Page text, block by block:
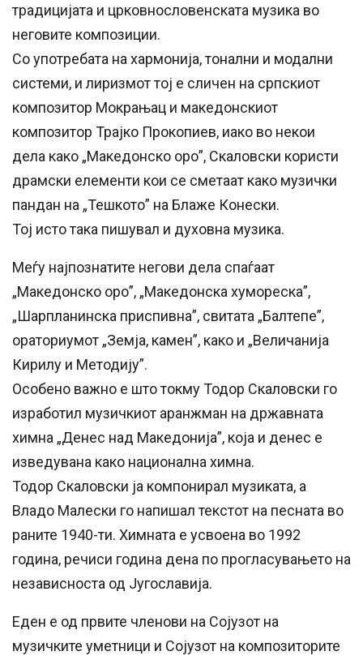
традицијата и црковнословенската музика во
неговите композиции.
Со употребата на хармонија, тонални и модални
системи, и лиризмот тој е сличен на српскиот
композитор Мокрањац и македонскиот
композитор Трајко Прокопиев, иако во некои
дела како „Македонско оро”, Скаловски користи
драмски елементи кои се сметаат како музички
пандан на „Тешкото” на Блаже Конески.
Тој исто така пишувал и духовна музика.
Меѓу најпознатите негови дела спаѓаат
„Македонско оро”, „Македонска хумореска”,
„Шарпланинска приспивна”, свитата „Балтепе”,
ораториумот „Земја, камен”, како и „Величанија
Кирилу и Методију”.
Особено важно е што токму Тодор Скаловски го
изработил музичкиот аранжман на државната
химна „Денес над Македонија”, која и денес е
изведувана како национална химна.
Тодор Скаловски ја компонирал музиката, а
Владо Малески го напишал текстот на песната во
раните 1940-ти. Химната е усвоена во 1992
година, речиси година дена по прогласувањето на
независноста од Југославија.
Еден е од првите членови на Сојузот на
музичките уметници и Сојузот на композиторите